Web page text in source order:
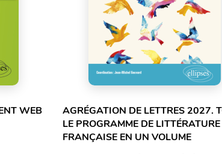
WEB
AGRÉGATION DE LETTRES 2027.
LE PROGRAMME DE LITTÉRATURE
FRANÇAISE EN UN VOLUME